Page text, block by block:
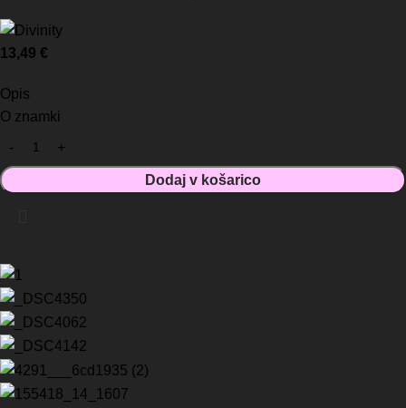
13,49 €
Opis
O znamki
Dodaj v košarico